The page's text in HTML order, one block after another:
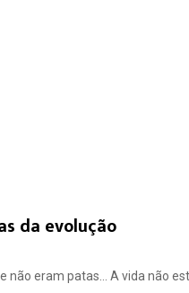
da evolução
não eram patas… A vida não